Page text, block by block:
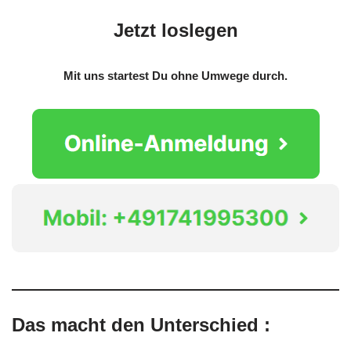
Jetzt loslegen
Mit uns startest Du ohne Umwege durch.
Das macht den Unterschied :